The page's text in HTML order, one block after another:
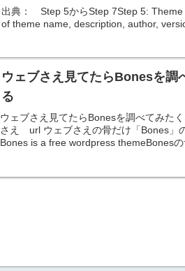
出典： Step 5からStep 7Step 5: Theme
of theme name, description, author,
ウェブさえ見てたらBonesを調
る
ウェブさえ見てたらBonesを調べてみた
さえ url ウェブさえの骨だけ「Bones」
Bones is a free wordpress themeBones